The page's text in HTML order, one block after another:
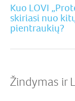
Kuo LOVI
skiriasi nuo
pientraukių?
Žindymas ir